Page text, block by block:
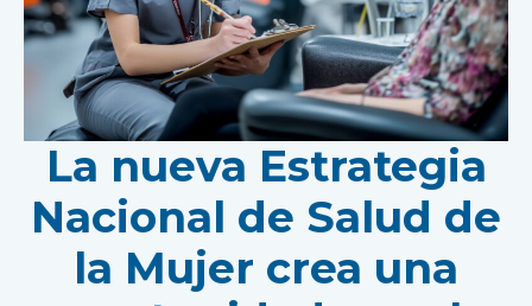
La nueva Estrategia
Nacional de Salud de
la Mujer crea una